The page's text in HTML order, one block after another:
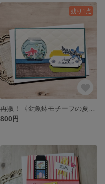
残り1点
800円